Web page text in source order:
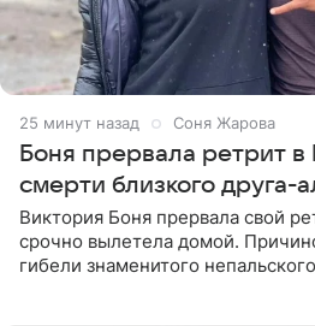
25 минут назад Соня Жарова
Боня прервала ретрит в
смерти близкого друга-
Виктория Боня прервала свой
срочно вылетела домой.
гибели знаменитого